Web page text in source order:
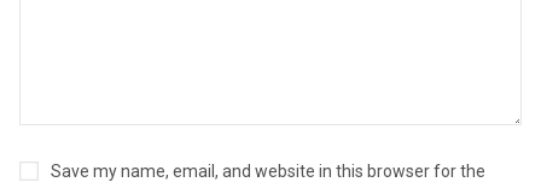
Save my name, email, and website in this browser for the